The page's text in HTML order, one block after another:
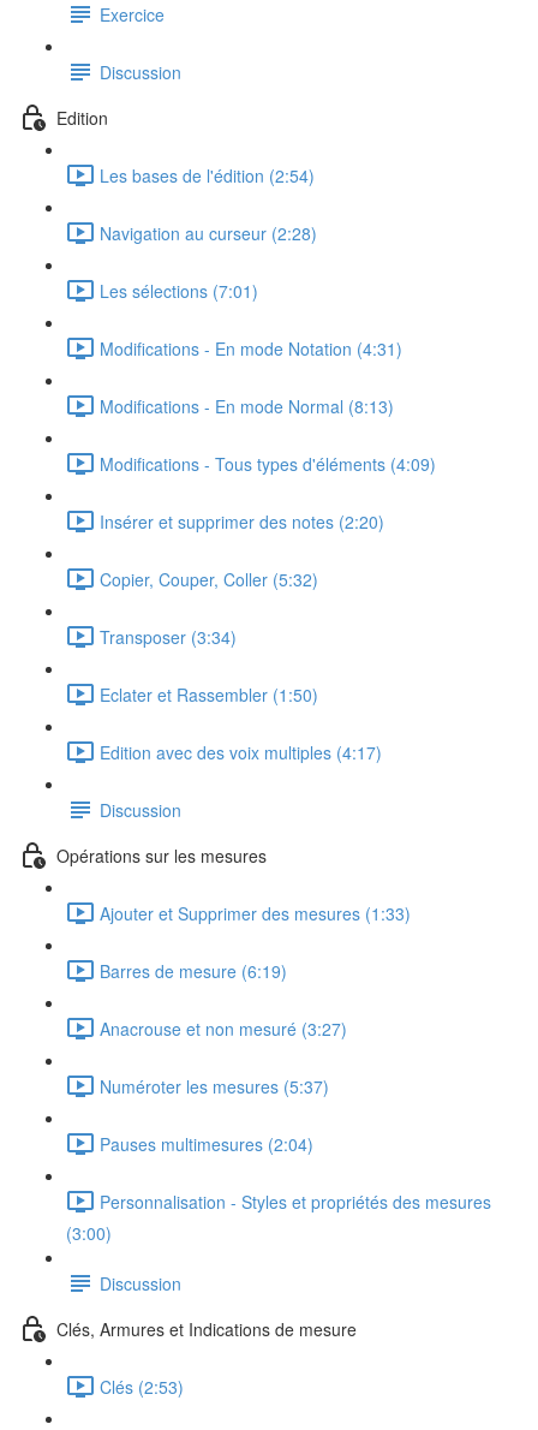
Exercice
Discussion
Edition
Les bases de l'édition (2:54)
Navigation au curseur (2:28)
Les sélections (7:01)
Modifications - En mode Notation (4:31)
Modifications - En mode Normal (8:13)
Modifications - Tous types d'éléments (4:09)
Insérer et supprimer des notes (2:20)
Copier, Couper, Coller (5:32)
Transposer (3:34)
Eclater et Rassembler (1:50)
Edition avec des voix multiples (4:17)
Discussion
Opérations sur les mesures
Ajouter et Supprimer des mesures (1:33)
Barres de mesure (6:19)
Anacrouse et non mesuré (3:27)
Numéroter les mesures (5:37)
Pauses multimesures (2:04)
Personnalisation - Styles et propriétés des mesures
(3:00)
Discussion
Clés, Armures et Indications de mesure
Clés (2:53)